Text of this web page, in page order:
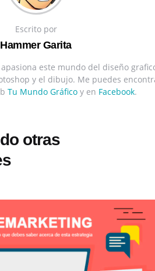
Escrito por
Hammer Garita
este mundo del diseño
y el dibujo. Me puedes
Tu Mundo Gráficoy en Facebook.
otras